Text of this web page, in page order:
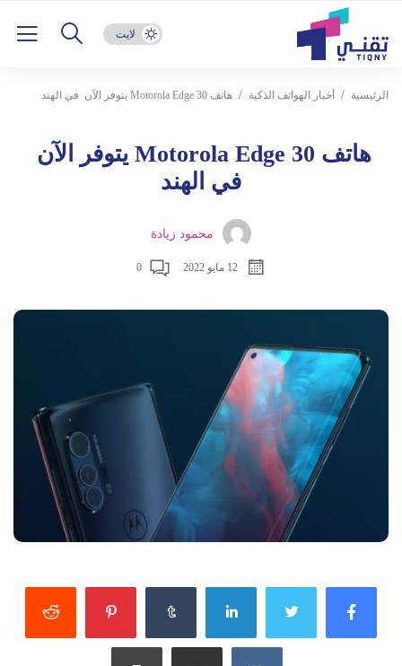
لايت
الرئيسية أخبار الهواتف الذكية هاتف Motorola Edge 30 يتوفر الآن في الهند
هاتف Motorola Edge 30 يتوفر الآن
في الهند
محمود زيادة
12 مايو 2022 0